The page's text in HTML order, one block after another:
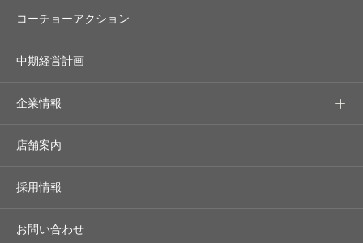
コーチョーアクション
中期経営計画
企業情報
店舗案内
採用情報
お問い合わせ